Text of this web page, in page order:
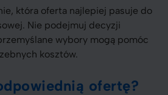
która oferta najlepiej pasuje do
Nie podejmuj decyzji
wybory mogą pomóc
kosztów.
ofertę?